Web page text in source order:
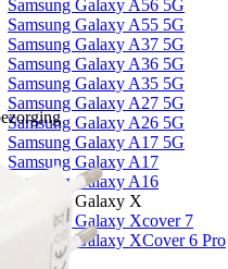
Samsung Galaxy A56 5G
Samsung Galaxy A55 5G
Samsung Galaxy A37 5G
Samsung Galaxy A36 5G
Samsung Galaxy A35 5G
Samsung Galaxy A27 5G
Samsung Galaxy A26 5G
Samsung Galaxy A17 5G
Samsung Galaxy A17
Samsung Galaxy A16
Samsung Galaxy X
Samsung Galaxy Xcover 7
Samsung Galaxy XCover 6 Pro